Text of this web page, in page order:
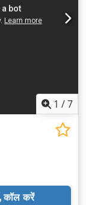
1 /7
कॉल करें